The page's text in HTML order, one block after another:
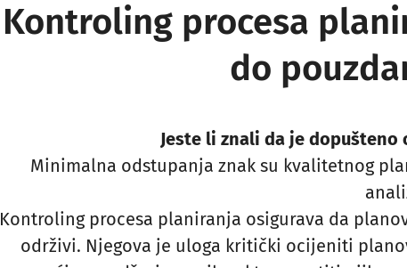
Kontroling procesa
do
Jeste li znali da je dopušteno
Minimalna odstupanja znak su kvalitetnog
Kontroling procesa planiranja osigurava da
održivi. Njegova je uloga kritički ocijeniti